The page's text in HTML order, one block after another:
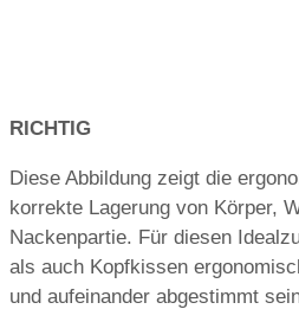
RICHTIG
Diese Abbildung zeigt die
korrekte Lagerung von Körper,
Nackenpartie. Für diesen
als auch Kopfkissen
und aufeinander abgestimmt